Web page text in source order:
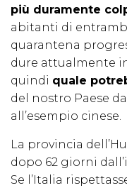
più duramente
abitanti di
quarantena
dure attualmente
quindi quale
del nostro Paese
all’esempio cinese.
La provincia
dopo 62 giorni
Se l’Italia